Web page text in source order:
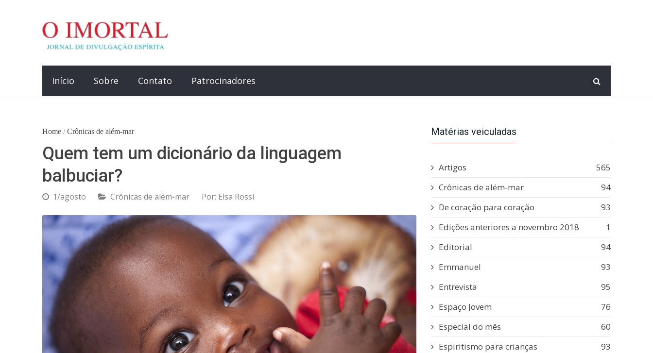
Início Sobre Contato Patrocinadores
Home / Crônicas de além-mar
Quem tem um dicionário da linguagem
balbuciar?
1/agosto Crônicas de além-mar Por: Elsa Rossi
Matérias veiculadas
Artigos
565
Crônicas de além-mar
94
De coração para coração
93
Edições anteriores a novembro 2018
1
Editorial
94
Emmanuel
93
Entrevista
95
Espaço Jovem
76
Especial do mês
60
Espiritismo para crianças
93